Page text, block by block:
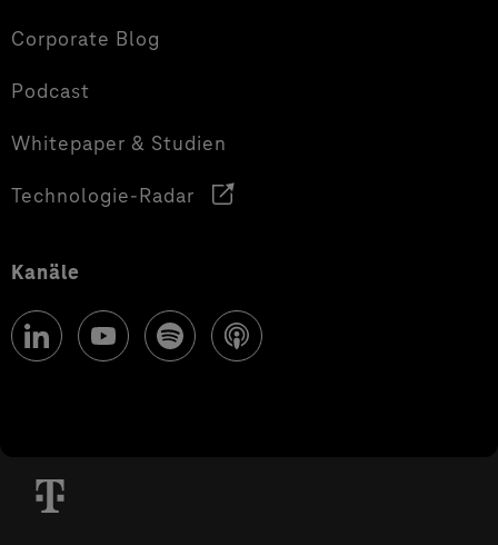
Corporate Blog
Podcast
Whitepaper & Studien
Technologie-Radar
Kanäle